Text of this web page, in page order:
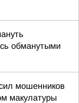
обманутыми
мошенников
макулатуры